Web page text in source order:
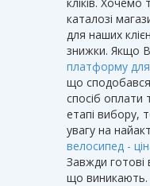
каталозі
для наших
знижки. Якщо
платформу
що сподобався
спосіб
етапі вибору,
увагу на
велосипед -
Завжди готові
що виникають.